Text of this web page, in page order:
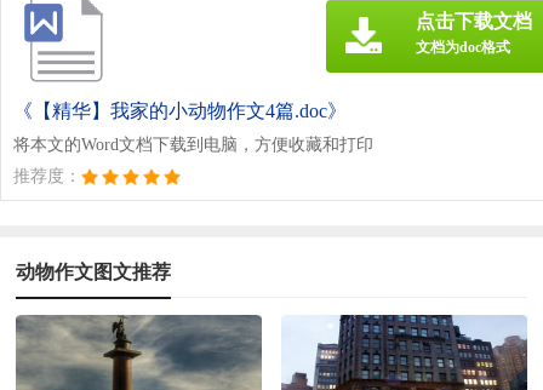
《【精华】我家的小动物作文4篇.doc》
将本文的Word文档下载到电脑，方便收藏和打印
推荐度：
点击下载文档
文档为doc格式
动物作文图文推荐